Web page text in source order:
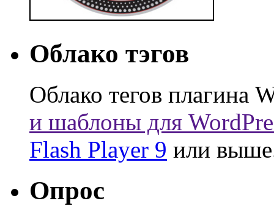
Облако тэгов
Облако тегов плагина
и шаблоны для
Flash Player 9 или
Опрос